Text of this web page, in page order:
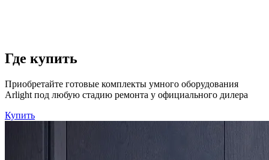
Где купить
Приобретайте готовые комплекты умного оборудования
Arlight под любую стадию ремонта у официального дилера
Купить